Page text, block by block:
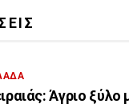
Άγριο